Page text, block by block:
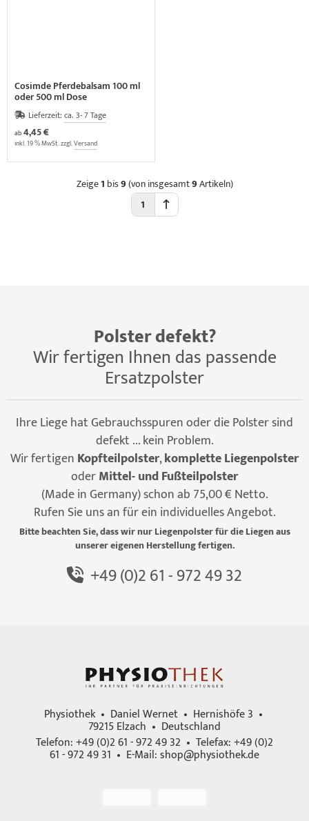
Cosimde Pferdebalsam 100 ml
oder 500 ml Dose
Lieferzeit: ca. 3- 7 Tage
ab4,45 €
inkl. 19 % MwSt. zzgl.Versand
Zeige1 bis9(von insgesamt9Artikeln)
1
Polster defekt?
Wir fertigen Ihnen das passende
Ersatzpolster
Ihre Liege hat Gebrauchsspuren oder die Polster sind
defekt ... kein Problem.
Wir fertigen Kopfteilpolster,komplette Liegenpolster
oderMittel- und Fußteilpolster
(Made in Germany) schon ab 75,00 € Netto.
Rufen Sie uns an für ein individuelles Angebot.
Bitte beachten Sie, dass wir nur Liegenpolster für die Liegen aus
unserer eigenen Herstellung fertigen.
+49 (0)2 61 - 972 49 32
Physiothek • Daniel Wernet • Hernishöfe 3 •
79215 Elzach • Deutschland
Telefon: +49 (0)2 61 - 972 49 32 • Telefax: +49 (0)2
61 - 972 49 31 • E-Mail:shop@physiothek.de